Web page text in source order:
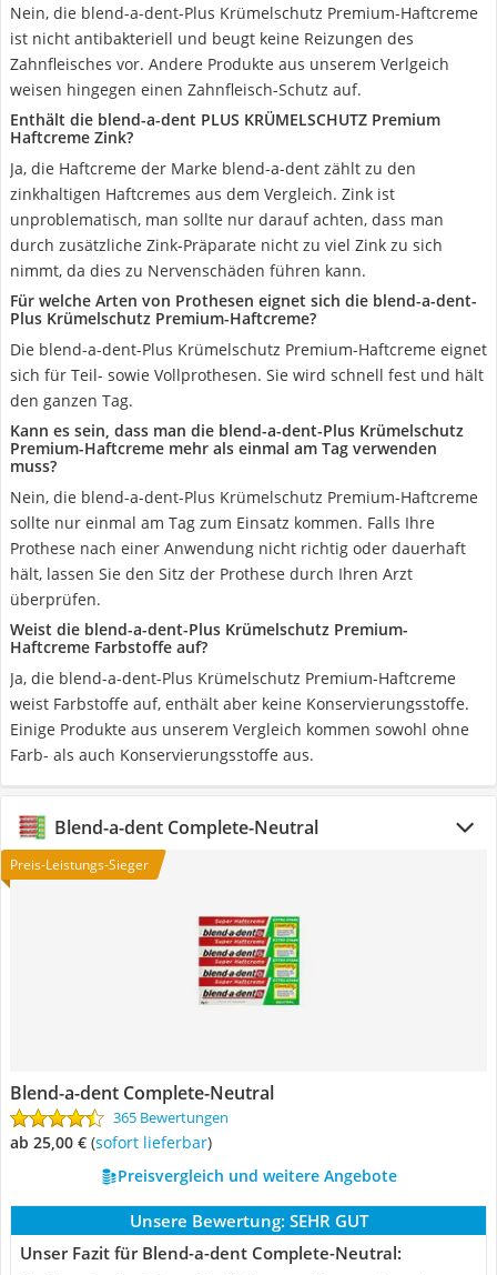
Nein, die blend-a-dent-Plus Krümelschutz Premium-Haftcreme
ist nicht antibakteriell und beugt keine Reizungen des
Zahnfleisches vor. Andere Produkte aus unserem Verlgeich
weisen hingegen einen Zahnfleisch-Schutz auf.
Enthält die blend-a-dent PLUS KRÜMELSCHUTZ Premium
Haftcreme Zink?
Ja, die Haftcreme der Marke blend-a-dent zählt zu den
zinkhaltigen Haftcremes aus dem Vergleich. Zink ist
unproblematisch, man sollte nur darauf achten, dass man
durch zusätzliche Zink-Präparate nicht zu viel Zink zu sich
nimmt, da dies zu Nervenschäden führen kann.
Für welche Arten von Prothesen eignet sich die blend-a-dent-
Plus Krümelschutz Premium-Haftcreme?
Die blend-a-dent-Plus Krümelschutz Premium-Haftcreme eignet
sich für Teil- sowie Vollprothesen. Sie wird schnell fest und hält
den ganzen Tag.
Kann es sein, dass man die blend-a-dent-Plus Krümelschutz
Premium-Haftcreme mehr als einmal am Tag verwenden
muss?
Nein, die blend-a-dent-Plus Krümelschutz Premium-Haftcreme
sollte nur einmal am Tag zum Einsatz kommen. Falls Ihre
Prothese nach einer Anwendung nicht richtig oder dauerhaft
hält, lassen Sie den Sitz der Prothese durch Ihren Arzt
überprüfen.
Weist die blend-a-dent-Plus Krümelschutz Premium-
Haftcreme Farbstoffe auf?
Ja, die blend-a-dent-Plus Krümelschutz Premium-Haftcreme
weist Farbstoffe auf, enthält aber keine Konservierungsstoffe.
Einige Produkte aus unserem Vergleich kommen sowohl ohne
Farb- als auch Konservierungsstoffe aus.
Blend-a-dent Complete-Neutral
Preis-Leistungs-Sieger
Blend-a-dent Complete-Neutral
365 Bewertungen
ab 25,00 € ( Sofort lieferbar)
Preisvergleich und weitere Angebote
Unsere Bewertung: SEHR GUT
Unser Fazit für Blend-a-dent Complete-Neutral: